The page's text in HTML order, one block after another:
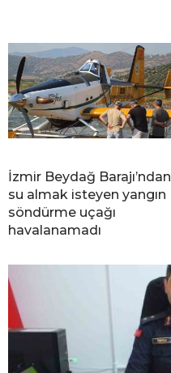
İzmir Beydağ Barajı’ndan
su almak isteyen yangın
söndürme uçağı
havalanamadı